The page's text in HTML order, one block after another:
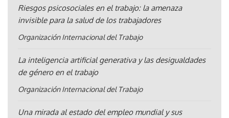
Riesgos psicosociales en el trabajo: la amenaza
invisible para la salud de los trabajadores
Organización Internacional del Trabajo
La inteligencia artificial generativa y las desigualdades
de género en el trabajo
Organización Internacional del Trabajo
Una mirada al estado del empleo mundial y sus